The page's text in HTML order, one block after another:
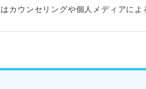
カウンセリングや個人メディアに